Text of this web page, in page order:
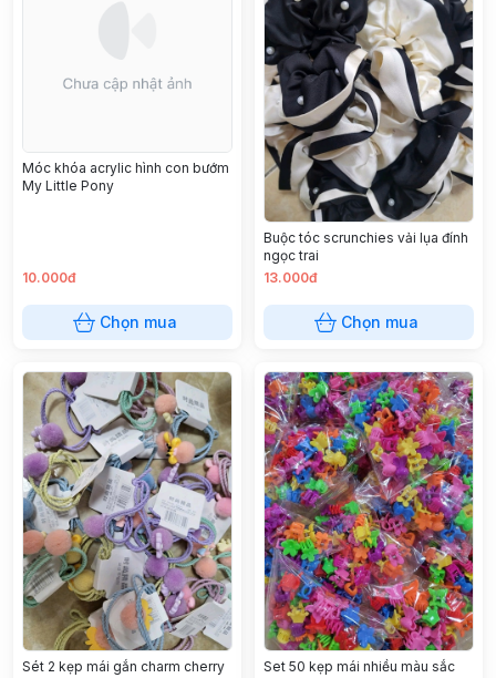
Móc khóa acrylic hình con bướm
My Little Pony
10.000đ
Chọn mua
Buộc tóc scrunchies vải lụa đính
ngọc trai
13.000đ
Chọn mua
Sét 2 kẹp mái gắn charm cherry
Set 50 kẹp mái nhiều màu sắc